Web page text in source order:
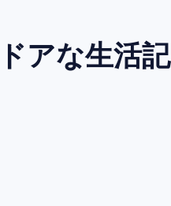
アな生活記